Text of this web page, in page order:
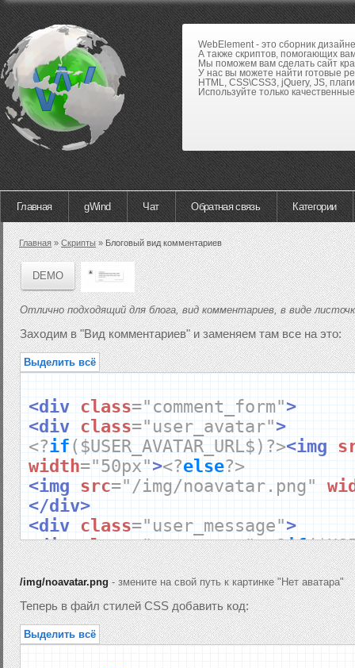
WebElement - это сборник
А также скриптов, помогающих
Мы поможем вам сделать сайт
У нас вы можете найти готовые
HTML, CSS\CSS3, jQuery, JS,
Используйте только
Главная gWind Чат Обратная связь Категории
Главная»Скрипты»Блоговый вид комментариев
DEMO
Отлично подходящий для блога, вид комментариев, в виде
Заходим в "Вид комментариев" и заменяем там все на это:
Выделить всё
<div class="comment_form">
<div class="user_avatar">
<?if ( $USER_AVATAR_URL$ )?><img
width="50px"><?else?>
<img
src="/img/noavatar.png"
</div>
<div class="user_message">
<div class="user_name"><?if(
else?>$NAME$<?endif?>:</div>
$MESSAGE$
<div class="info_message"> <?if
href="$ANSWER_URL$">Ответить</
if($MODER_PANEL$)?>
/img/noavatar.png- змените на свой путь к картинке "Нет аватара"
Теперь в файл стилей CSS добавить код:
Выделить всё